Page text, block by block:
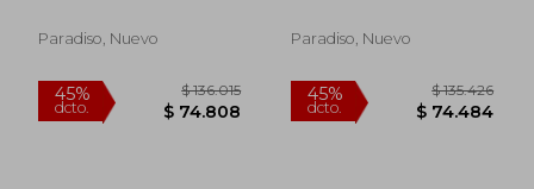
Paradiso, Nuevo Paradiso, Nuevo